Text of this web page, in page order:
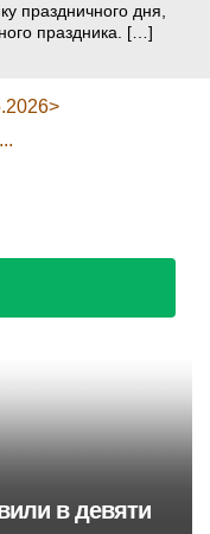
праздничного дня,
праздника. […]
в девяти